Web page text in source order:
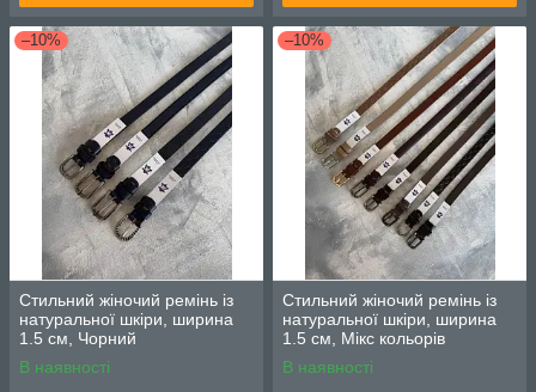
–10%
Стильний жіночий ремінь із
натуральної шкіри, ширина
1.5 см, Чорний
В наявності
–10%
Стильний жіночий ремінь із
натуральної шкіри, ширина
1.5 см, Мікс кольорів
В наявності